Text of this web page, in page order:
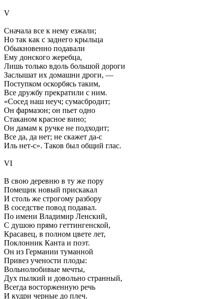
V
Сначала все к нему езжали;
Но так как с заднего крыльца
Обыкновенно подавали
Ему донского жеребца,
Лишь только вдоль большой дороги
Заслышат их домашни дроги, —
Поступком оскорбясь таким,
Все дружбу прекратили с ним.
«Сосед наш неуч; сумасбродит;
Он фармазон; он пьет одно
Стаканом красное вино;
Он дамам к ручке не подходит;
Все да, да нет; не скажет да-с
Иль нет-с». Таков был общий глас.
VI
В свою деревню в ту же пору
Помещик новый прискакал
И столь же строгому разбору
В соседстве повод подавал.
По имени Владимир Ленский,
С душою прямо геттингенской,
Красавец, в полном цвете лет,
Поклонник Канта и поэт.
Он из Германии туманной
Привез учености плоды:
Вольнолюбивые мечты,
Дух пылкий и довольно странный,
Всегда восторженную речь
И кудри черные до плеч.